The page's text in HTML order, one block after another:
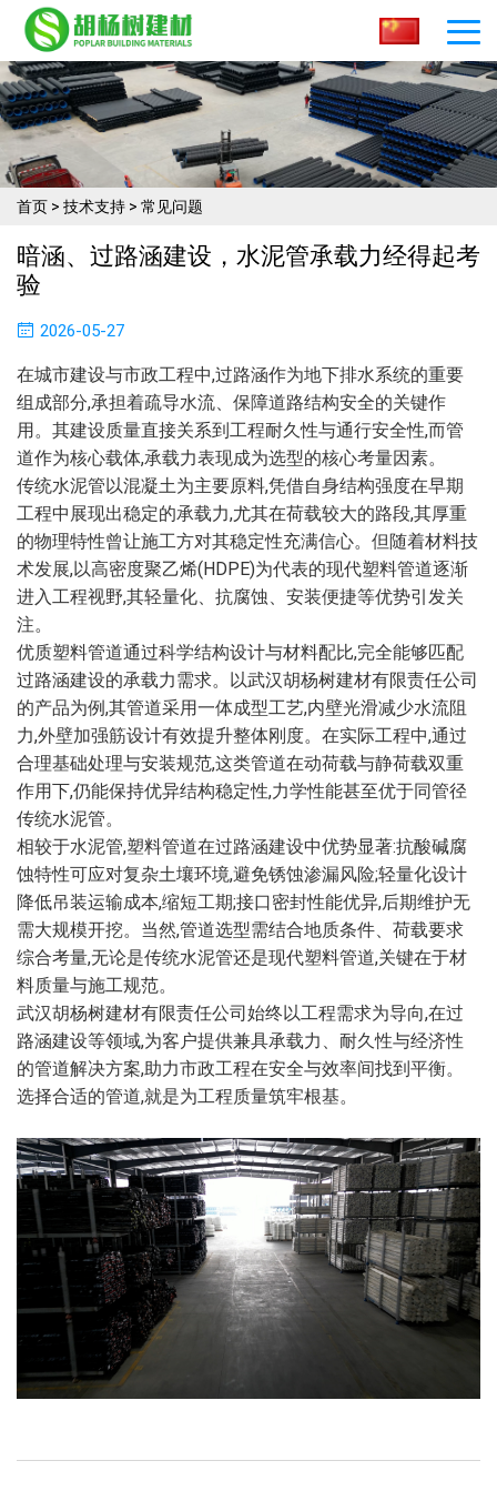
首页 > 技术支持 > 常见问题
暗涵、过路涵建设，水泥管承载力经得起考
验
2026-05-27
在城市建设与市政工程中,过路涵作为地下排水系统的重要
组成部分,承担着疏导水流、保障道路结构安全的关键作
用。其建设质量直接关系到工程耐久性与通行安全性,而管
道作为核心载体,承载力表现成为选型的核心考量因素。
传统水泥管以混凝土为主要原料,凭借自身结构强度在早期
工程中展现出稳定的承载力,尤其在荷载较大的路段,其厚重
的物理特性曾让施工方对其稳定性充满信心。但随着材料技
术发展,以高密度聚乙烯(HDPE)为代表的现代塑料管道逐渐
进入工程视野,其轻量化、抗腐蚀、安装便捷等优势引发关
注。
优质塑料管道通过科学结构设计与材料配比,完全能够匹配
过路涵建设的承载力需求。以武汉胡杨树建材有限责任公司
的产品为例,其管道采用一体成型工艺,内壁光滑减少水流阻
力,外壁加强筋设计有效提升整体刚度。在实际工程中,通过
合理基础处理与安装规范,这类管道在动荷载与静荷载双重
作用下,仍能保持优异结构稳定性,力学性能甚至优于同管径
传统水泥管。
相较于水泥管,塑料管道在过路涵建设中优势显著:抗酸碱腐
蚀特性可应对复杂土壤环境,避免锈蚀渗漏风险;轻量化设计
降低吊装运输成本,缩短工期;接口密封性能优异,后期维护无
需大规模开挖。当然,管道选型需结合地质条件、荷载要求
综合考量,无论是传统水泥管还是现代塑料管道,关键在于材
料质量与施工规范。
武汉胡杨树建材有限责任公司始终以工程需求为导向,在过
路涵建设等领域,为客户提供兼具承载力、耐久性与经济性
的管道解决方案,助力市政工程在安全与效率间找到平衡。
选择合适的管道,就是为工程质量筑牢根基。